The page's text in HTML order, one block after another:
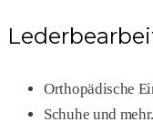
Orthopädische
Schuhe und